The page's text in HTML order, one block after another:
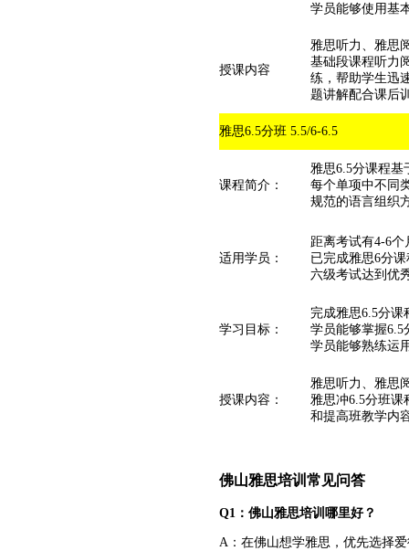
学员能够使用基
授课内容
雅思听力、雅思
基础段课程听力
练，帮助学生迅
题讲解配合课后
雅思6.5分班 5.5/6-6.5
课程简介：
雅思6.5分课程基
每个单项中不同
规范的语言组织
适用学员：
距离考试有4-6
已完成雅思6分
六级考试达到优
学习目标：
完成雅思6.5分
学员能够掌握
学员能够熟练运
授课内容：
雅思听力、雅思
雅思冲6.5分班课
和提高班教学内
佛山雅思培训常见问答
Q1：佛山雅思培训哪里好？
A：在佛山想学雅思，优先选择